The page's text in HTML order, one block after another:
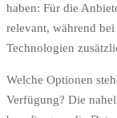
haben: Für die
relevant, während
Technologien
Welche Optionen
Verfügung? Die